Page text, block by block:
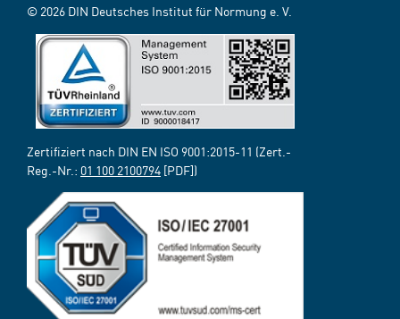
© 2026 DIN Deutsches Institut für Normung e. V.
Zertifiziert nach DIN EN ISO 9001:2015-11 (Zert.-
Reg.-Nr.: 01 100 2100794 [PDF])